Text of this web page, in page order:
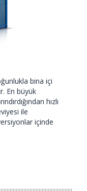
bina içi
En büyük
hızlı
ile
içinde